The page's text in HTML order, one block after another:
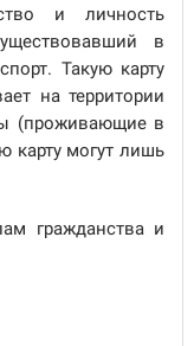
и личность
в
Такую карту
на территории
(проживающие в
карту могут лишь
гражданства и